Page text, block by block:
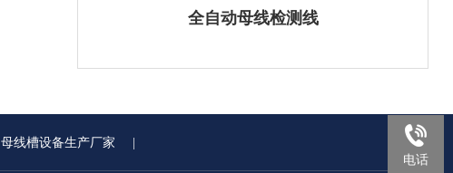
全自动母线检测线
母线槽设备生产厂家
|
电话